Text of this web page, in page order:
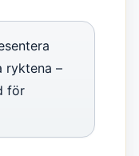
ryktena –
för